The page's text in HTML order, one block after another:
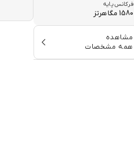
فرکانس پایه
1580 مگاهرتز
مشاهده
همه مشخصات